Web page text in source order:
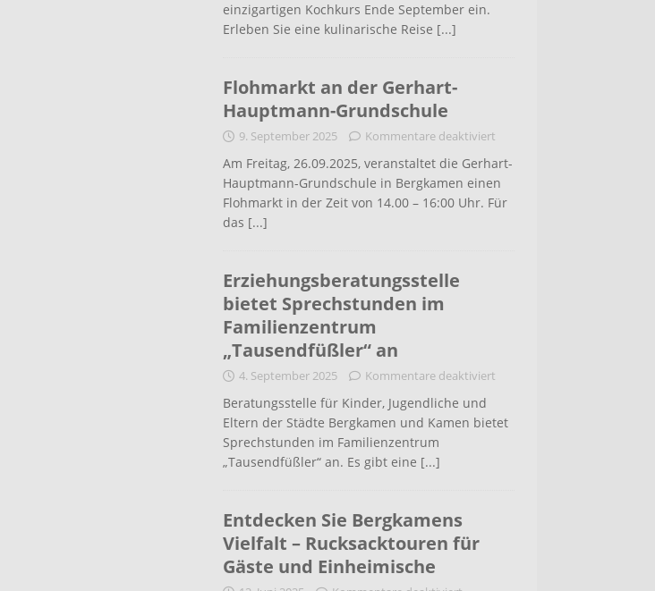
einzigartigen Kochkurs Ende September ein.
Erleben Sie eine kulinarische Reise [...]
Flohmarkt an der Gerhart-
Hauptmann-Grundschule
9. September 2025 Kommentare deaktiviert
Am Freitag, 26.09.2025, veranstaltet die Gerhart-
Hauptmann-Grundschule in Bergkamen einen
Flohmarkt in der Zeit von 14.00 – 16:00 Uhr. Für
das [...]
Erziehungsberatungsstelle
bietet Sprechstunden im
Familienzentrum
„Tausendfüßler“ an
4. September 2025 Kommentare deaktiviert
Beratungsstelle für Kinder, Jugendliche und
Eltern der Städte Bergkamen und Kamen bietet
Sprechstunden im Familienzentrum
„Tausendfüßler“ an. Es gibt eine [...]
Entdecken Sie Bergkamens
Vielfalt – Rucksacktouren für
Gäste und Einheimische